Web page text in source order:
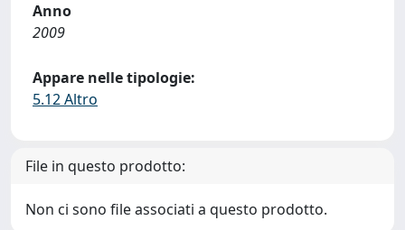
Anno
2009
Appare nelle tipologie:
5.12 Altro
File in questo prodotto:
Non ci sono file associati a questo prodotto.